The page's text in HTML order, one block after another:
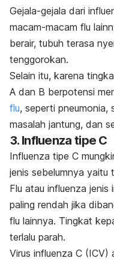
Gejala-gejala dari
macam-macam flu
berair, tubuh terasa
tenggorokan.
Selain itu, karena
A dan B berpotensi
flu, seperti pneumonia,
masalah jantung, dan
3. Influenza tipe C
Influenza tipe C
jenis sebelumnya yaitu
Flu atau influenza
paling rendah jika
flu lainnya. Tingkat
terlalu parah.
Virus influenza C (ICV)